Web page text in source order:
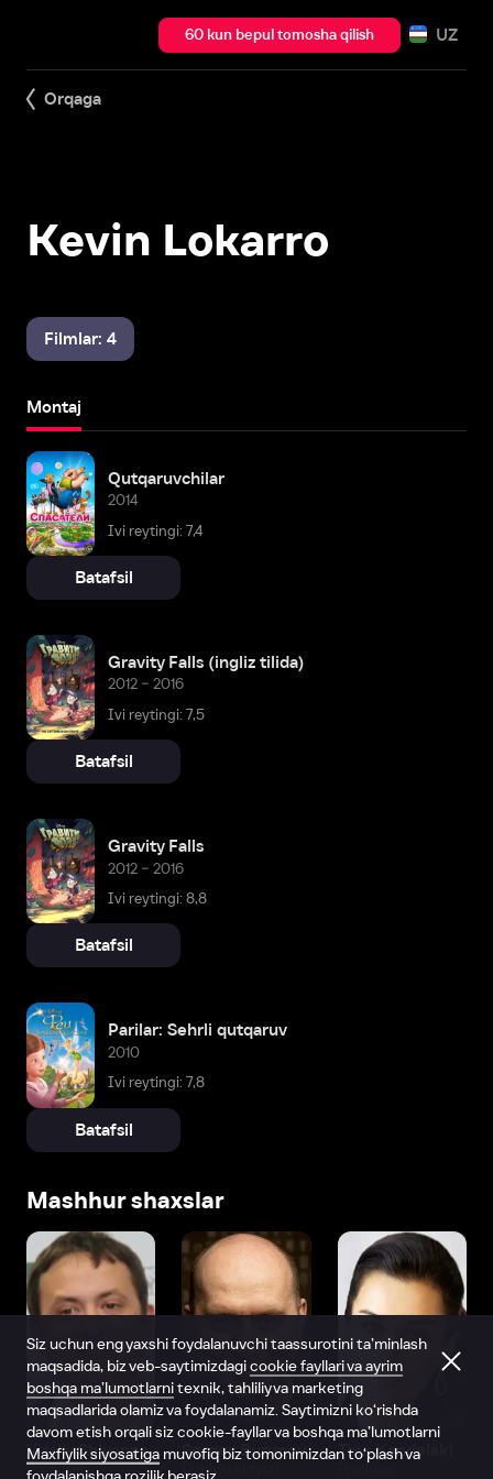
60 kun bepul tomosha qilish UZ
Orqaga
Kevin Lokarro
Filmlar: 4
Montaj
Qutqaruvchilar
2014
Ivi reytingi: 7,4
Batafsil
Gravity Falls (ingliz tilida)
2012 – 2016
Ivi reytingi: 7,5
Batafsil
Gravity Falls
2012 – 2016
Ivi reytingi: 8,8
Batafsil
Parilar: Sehrli qutqaruv
2010
Ivi reytingi: 7,8
Batafsil
Mashhur shaxslar
Vitaliy Shlyappo
Produser
Sergey Burunov
Dublyaj aktyori
Tina Kandelaki
Produser
Siz uchun eng yaxshi foydalanuvchi taassurotini ta’minlash
maqsadida, biz veb-saytimizdagicookie fayllari va ayrim
boshqa ma’lumotlarnitexnik, tahliliy va marketing
maqsadlarida olamiz va foydalanamiz. Saytimizni ko‘rishda
davom etish orqali siz cookie-fayllar va boshqa ma’lumotlarni
Maxfiylik siyosatiga muvofiq biz tomonimizdan to‘plash va